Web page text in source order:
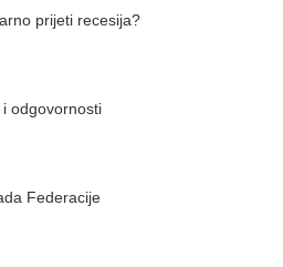
prijeti recesija?
odgovornosti
Federacije